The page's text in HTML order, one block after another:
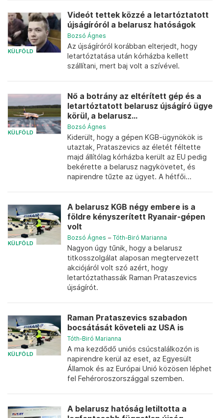
KÜLFÖLD
Videót tettek közzé a letartóztatott
újságíróról a belarusz hatóságok
Bozsó Ágnes
Az újságíróról korábban elterjedt, hogy
letartóztatása után kórházba kellett
szállítani, mert baj volt a szívével.
KÜLFÖLD
Nő a botrány az eltérített gép és a
letartóztatott belarusz újságíró ügye
körül, a belarusz...
Bozsó Ágnes
Kiderült, hogy a gépen KGB-ügynökök is
utaztak, Prataszevics az életét féltette
majd állítólag kórházba került az EU pedig
bekérette a belarusz nagykövetet, és
napirendre tűzte az ügyet. A hétfői...
KÜLFÖLD
A belarusz KGB négy embere is a
földre kényszerített Ryanair-gépen
volt
Bozsó Ágnes – Tóth-Biró Marianna
Nagyon úgy tűnik, hogy a belarusz
titkosszolgálat alaposan megtervezett
akciójáról volt szó azért, hogy
letartóztathassák Raman Prataszevics
újságírót.
KÜLFÖLD
Raman Prataszevics szabadon
bocsátását követeli az USA is
Tóth-Biró Marianna
A ma kezdődő uniós csúcstalálkozón is
napirendre kerül az eset, az Egyesült
Államok és az Európai Unió közösen léphet
fel Fehéroroszországgal szemben.
A belarusz hatóság letiltotta a